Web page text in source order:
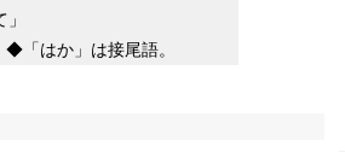
「はか」は接尾語。